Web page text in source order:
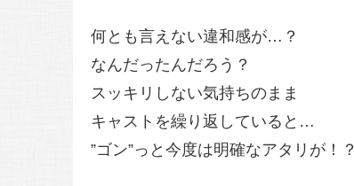
何とも言えない違和感が…？
なんだったんだろう？
スッキリしない気持ちのまま
キャストを繰り返していると…
”ゴン”っと今度は明確なアタリが！？